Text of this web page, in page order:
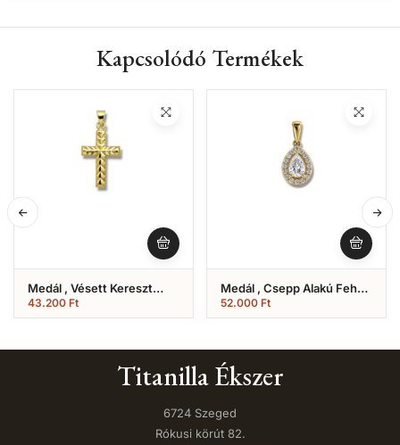
Kapcsolódó Termékek
Medál , Vésett Kereszt
(Nr.14)
43.200 Ft
Medál , Csepp Alakú Fehér
Köves (Nr.25)
52.000 Ft
Titanilla Ékszer
6724 Szeged
Rókusi körút 82.